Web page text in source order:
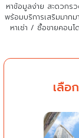
หาข้อมูลง่าย สะดวกร
พร้อมบริการเสริมมาก
หาเช่า / ซื้อขายคอน
เลือ